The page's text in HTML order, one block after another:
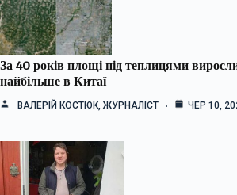
За 40 років площі під теплицями
найбільше в Китаї
ВАЛЕРІЙ КОСТЮК, ЖУРНАЛІСТ ЧЕР 10,